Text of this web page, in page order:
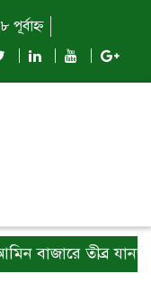
বাজারে তীব্র যানজট